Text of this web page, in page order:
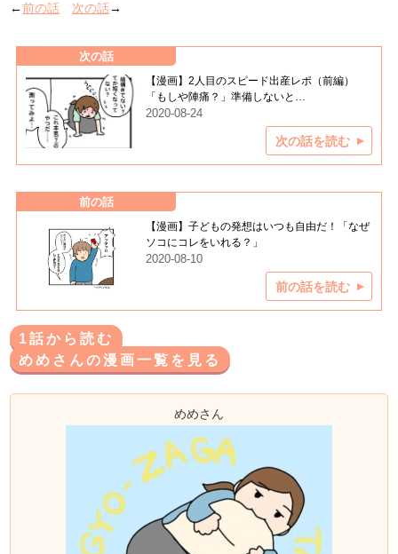
←前の話 次の話→
次の話
【漫画】2人目のスピード出産レポ（前編）
「もしや陣痛？」準備しないと…
2020-08-24
次の話を読む
前の話
【漫画】子どもの発想はいつも自由だ！「なぜ
ソコにコレをいれる？」
2020-08-10
前の話を読む
1話から読む
めめさんの漫画一覧を見る
めめさん